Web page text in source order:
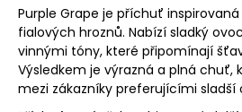
Purple Grape je příchuť
fialových hroznů. Nabízí sladký
vinnými tóny, které připomínají
Výsledkem je výrazná a plná chuť,
mezi zákazníky preferujícími sladší